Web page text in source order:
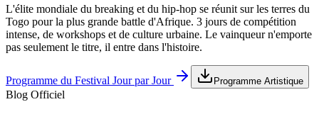
L'élite mondiale du breaking et du hip-hop se réunit sur les terres du
Togo pour la plus grande battle d'Afrique. 3 jours de compétition
intense, de workshops et de culture urbaine. Le vainqueur n'emporte
pas seulement le titre, il entre dans l'histoire.
Programme du Festival Jour par Jour Programme Artistique
Blog Officiel